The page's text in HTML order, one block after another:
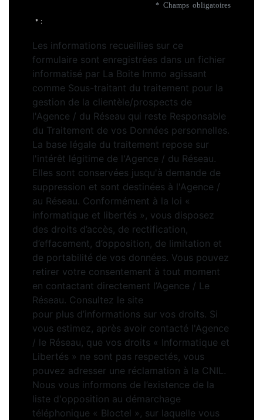
* Champs obligatoires
* :
Les informations recueillies sur ce
formulaire sont enregistrées dans un fichier
informatisé par La Boite Immo agissant
comme Sous-traitant du traitement pour la
gestion de la clientèle/prospects de
l'Agence / du Réseau qui reste Responsable
du Traitement de vos Données personnelles.
La base légale du traitement repose sur
l'intérêt légitime de l'Agence / du Réseau.
Elles sont conservées jusqu'à demande de
suppression et sont destinées à l'Agence /
au Réseau. Conformément à la loi «
informatique et libertés », vous disposez
des droits d’accès, de rectification,
d’effacement, d’opposition, de limitation et
de portabilité de vos données. Vous pouvez
retirer votre consentement à tout moment
en contactant directement l’Agence / Le
Réseau. Consultez le site
pour plus d’informations sur vos droits. Si
vous estimez, après avoir contacté l'Agence
/ le Réseau, que vos droits « Informatique et
Libertés » ne sont pas respectés, vous
pouvez adresser une réclamation à la CNIL.
Nous vous informons de l’existence de la
liste d'opposition au démarchage
téléphonique « Bloctel », sur laquelle vous